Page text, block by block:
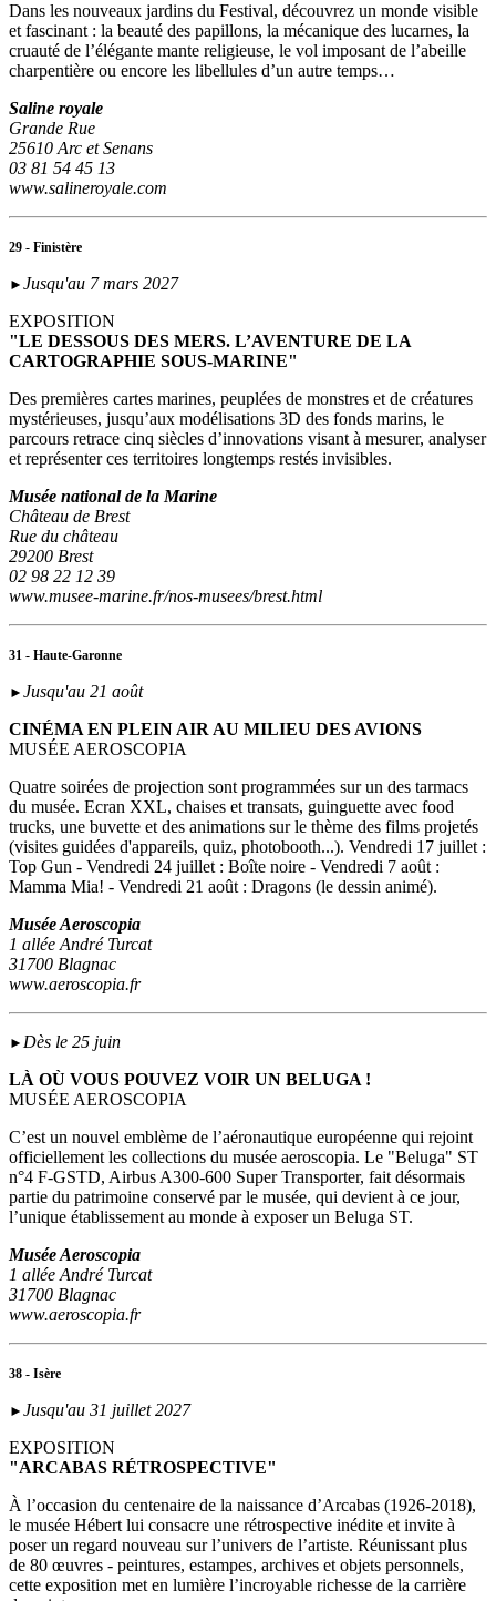
Dans les nouveaux jardins du Festival, découvrez un monde visible
et fascinant : la beauté des papillons, la mécanique des lucarnes, la
cruauté de l’élégante mante religieuse, le vol imposant de l’abeille
charpentière ou encore les libellules d’un autre temps…
Saline royale
Grande Rue
25610 Arc et Senans
03 81 54 45 13
www.salineroyale.com
29 - Finistère
► Jusqu'au 7 mars 2027
EXPOSITION
"LE DESSOUS DES MERS. L’AVENTURE DE LA
CARTOGRAPHIE SOUS-MARINE"
Des premières cartes marines, peuplées de monstres et de créatures
mystérieuses, jusqu’aux modélisations 3D des fonds marins, le
parcours retrace cinq siècles d’innovations visant à mesurer, analyser
et représenter ces territoires longtemps restés invisibles.
Musée national de la Marine
Château de Brest
Rue du château
29200 Brest
02 98 22 12 39
www.musee-marine.fr/nos-musees/brest.html
31 - Haute-Garonne
► Jusqu'au 21 août
CINÉMA EN PLEIN AIR AU MILIEU DES AVIONS
MUSÉE AEROSCOPIA
Quatre soirées de projection sont programmées sur un des tarmacs
du musée. Ecran XXL, chaises et transats, guinguette avec food
trucks, une buvette et des animations sur le thème des films projetés
(visites guidées d'appareils, quiz, photobooth...). Vendredi 17 juillet :
Top Gun - Vendredi 24 juillet : Boîte noire - Vendredi 7 août :
Mamma Mia! - Vendredi 21 août : Dragons (le dessin animé).
Musée Aeroscopia
1 allée André Turcat
31700 Blagnac
www.aeroscopia.fr
► Dès le 25 juin
LÀ OÙ VOUS POUVEZ VOIR UN BELUGA !
MUSÉE AEROSCOPIA
C’est un nouvel emblème de l’aéronautique européenne qui rejoint
officiellement les collections du musée aeroscopia. Le "Beluga" ST
n°4 F-GSTD, Airbus A300-600 Super Transporter, fait désormais
partie du patrimoine conservé par le musée, qui devient à ce jour,
l’unique établissement au monde à exposer un Beluga ST.
Musée Aeroscopia
1 allée André Turcat
31700 Blagnac
www.aeroscopia.fr
38 - Isère
► Jusqu'au 31 juillet 2027
EXPOSITION
"ARCABAS RÉTROSPECTIVE"
À l’occasion du centenaire de la naissance d’Arcabas (1926-2018),
le musée Hébert lui consacre une rétrospective inédite et invite à
poser un regard nouveau sur l’univers de l’artiste. Réunissant plus
de 80 œuvres - peintures, estampes, archives et objets personnels,
cette exposition met en lumière l’incroyable richesse de la carrière